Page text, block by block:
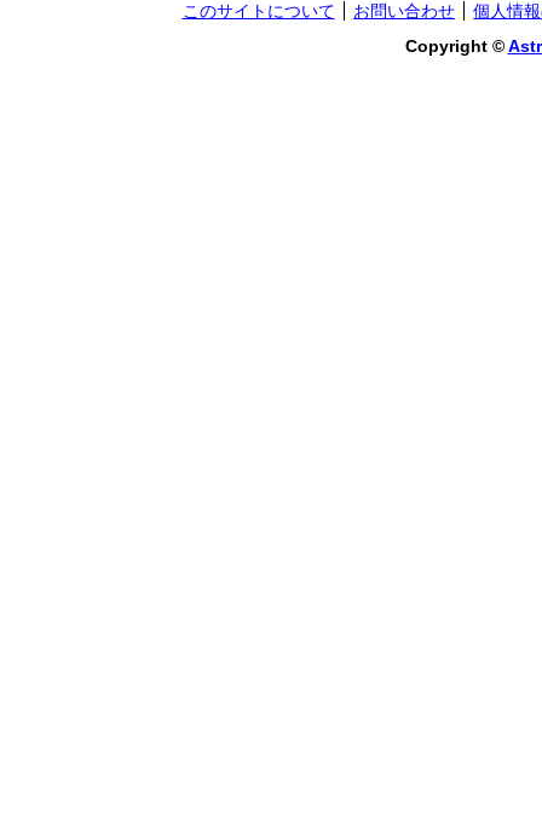
このサイトについて お問い合わせ
個人情
Copyright ©